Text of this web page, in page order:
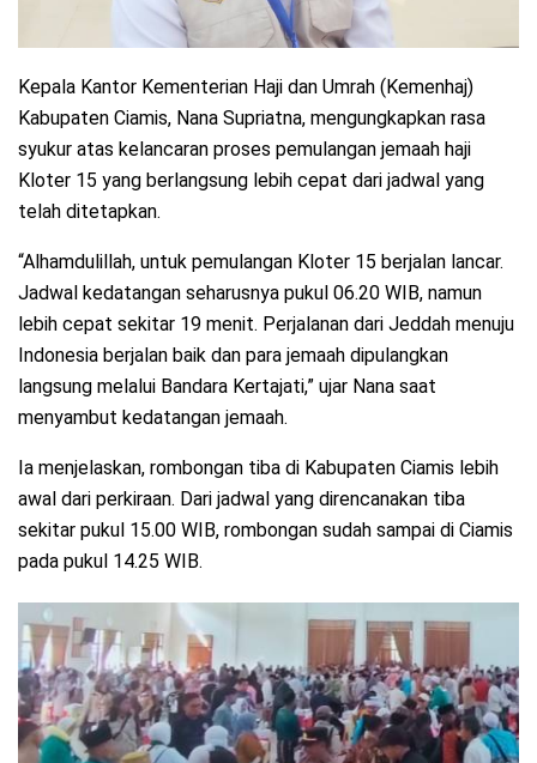
Kepala Kantor Kementerian Haji dan Umrah (Kemenhaj)
Kabupaten Ciamis, Nana Supriatna, mengungkapkan rasa
syukur atas kelancaran proses pemulangan jemaah haji
Kloter 15 yang berlangsung lebih cepat dari jadwal yang
telah ditetapkan.
“Alhamdulillah, untuk pemulangan Kloter 15 berjalan lancar.
Jadwal kedatangan seharusnya pukul 06.20 WIB, namun
lebih cepat sekitar 19 menit. Perjalanan dari Jeddah menuju
Indonesia berjalan baik dan para jemaah dipulangkan
langsung melalui Bandara Kertajati,” ujar Nana saat
menyambut kedatangan jemaah.
Ia menjelaskan, rombongan tiba di Kabupaten Ciamis lebih
awal dari perkiraan. Dari jadwal yang direncanakan tiba
sekitar pukul 15.00 WIB, rombongan sudah sampai di Ciamis
pada pukul 14.25 WIB.